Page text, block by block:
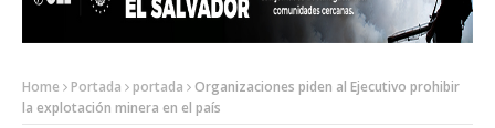
Home Portada portada
Organizaciones piden al Ejecutivo prohibir
la explotación minera en el país